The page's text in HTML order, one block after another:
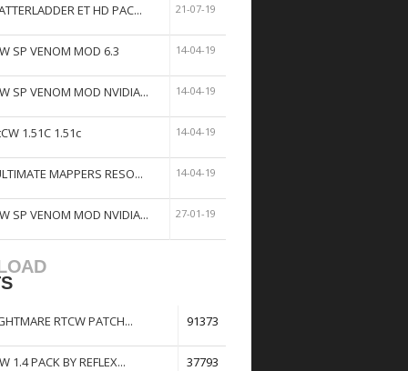
ET HD PAC... 21-07-19
SP VENOM MOD 6.3 14-04-19
SP VENOM MOD NVIDIA... 14-04-19
1.51C 1.51c 14-04-19
MAPPERS RESO... 14-04-19
SP VENOM MOD NVIDIA... 27-01-19
RTCW PATCH... 91373
1.4 PACK BY REFLEX... 37793